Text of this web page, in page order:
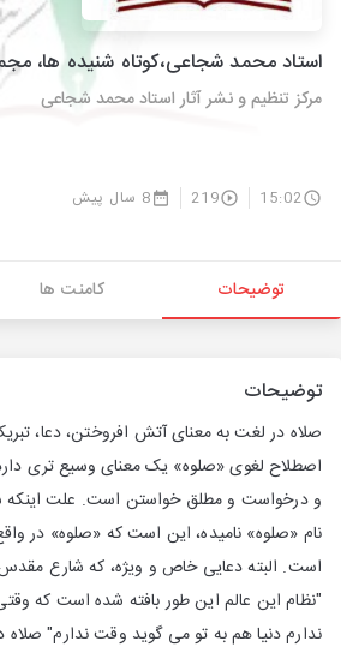
استاد محمد شجاعی،کوتاه شنیده ها،
مرکز تنظیم و نشر آثار استاد محمد شجاعی
15:02
219 8 سال پیش
توضیحات کامنت ها
توضیحات
صلاه در لغت به معنای آتش افروختن، دعا،
اصطلاح لغوی «صلوه» یک معنای وسیع تری
و درخواست و مطلق خواستن است. علت اینکه
نام «صلوه» نامیده، این است که «صلوه» در
است. البته دعایی خاص و ویژه، که شارع
"نظام این عالم این طور بافته شده است که
ندارم دنیا هم به تو می گوید وقت ندارم"